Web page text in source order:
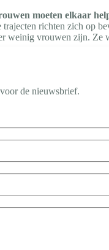
de nieuwsbrief.
moeten elkaar
trajecten richten zich op
weinig vrouwen zijn. Ze
dat vrouwen gelijk
van de top vereist is
op een dag. Er is altijd
niets met dwang,
fiscaal voordeel te